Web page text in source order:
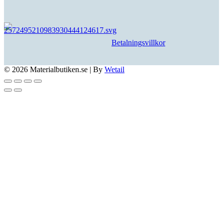
Betalningsvillkor
© 2026 Materialbutiken.se | By Wetail